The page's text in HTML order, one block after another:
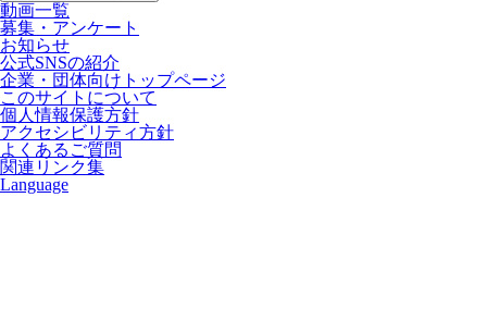
動画一覧
募集・アンケート
お知らせ
公式SNSの紹介
企業・団体向けトップページ
このサイトについて
個人情報保護方針
アクセシビリティ方針
よくあるご質問
関連リンク集
Language